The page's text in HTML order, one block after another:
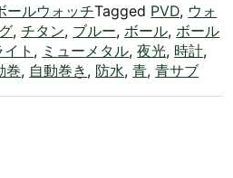
ールウォッチTagged PVD, ウォ
,チタン, ブルー, ボール, ボール
ト , ミューメタル,夜光, 時計,
巻, 自動巻き , 防水,青,青サブ